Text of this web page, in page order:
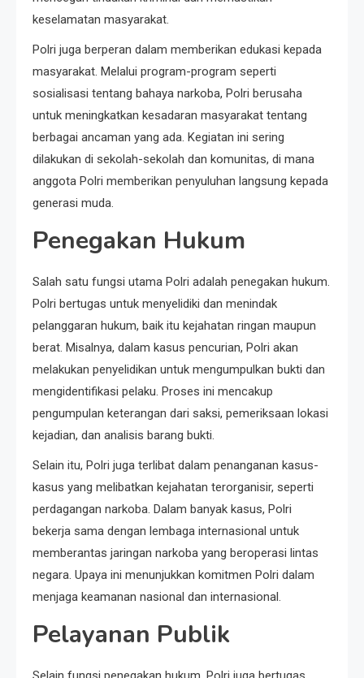
keselamatan masyarakat.
Polri juga berperan dalam memberikan edukasi kepada
masyarakat. Melalui program-program seperti
sosialisasi tentang bahaya narkoba, Polri berusaha
untuk meningkatkan kesadaran masyarakat tentang
berbagai ancaman yang ada. Kegiatan ini sering
dilakukan di sekolah-sekolah dan komunitas, di mana
anggota Polri memberikan penyuluhan langsung kepada
generasi muda.
Penegakan Hukum
Salah satu fungsi utama Polri adalah penegakan hukum.
Polri bertugas untuk menyelidiki dan menindak
pelanggaran hukum, baik itu kejahatan ringan maupun
berat. Misalnya, dalam kasus pencurian, Polri akan
melakukan penyelidikan untuk mengumpulkan bukti dan
mengidentifikasi pelaku. Proses ini mencakup
pengumpulan keterangan dari saksi, pemeriksaan lokasi
kejadian, dan analisis barang bukti.
Selain itu, Polri juga terlibat dalam penanganan kasus-
kasus yang melibatkan kejahatan terorganisir, seperti
perdagangan narkoba. Dalam banyak kasus, Polri
bekerja sama dengan lembaga internasional untuk
memberantas jaringan narkoba yang beroperasi lintas
negara. Upaya ini menunjukkan komitmen Polri dalam
menjaga keamanan nasional dan internasional.
Pelayanan Publik